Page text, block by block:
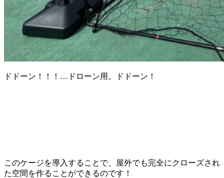
ドドーン！！！…ドローン用。ドドーン！
このケージを導入することで、屋外でも完全にクローズされ
た空間を作ることができるのです！